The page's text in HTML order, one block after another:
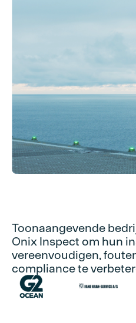
Toonaangevende
Onix Inspect om hun
vereenvoudigen,
compliance te